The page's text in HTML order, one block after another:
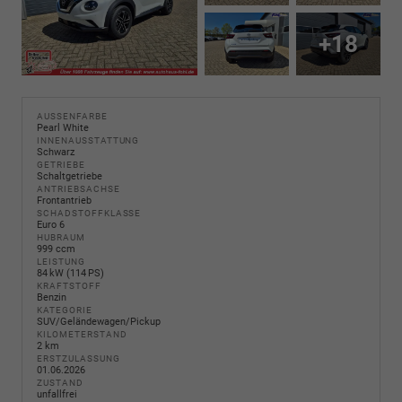
+18
AUSSENFARBE
Pearl White
INNENAUSSTATTUNG
Schwarz
GETRIEBE
Schaltgetriebe
ANTRIEBSACHSE
Frontantrieb
SCHADSTOFFKLASSE
Euro 6
HUBRAUM
999 ccm
LEISTUNG
84 kW (114 PS)
KRAFTSTOFF
Benzin
KATEGORIE
SUV/Geländewagen/Pickup
KILOMETERSTAND
2 km
ERSTZULASSUNG
01.06.2026
ZUSTAND
unfallfrei